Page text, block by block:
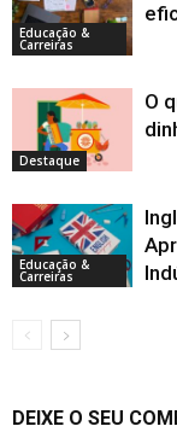
Educação &
Carreiras
Destaque
O
Educação &
Carreiras
DEIXE O SEU